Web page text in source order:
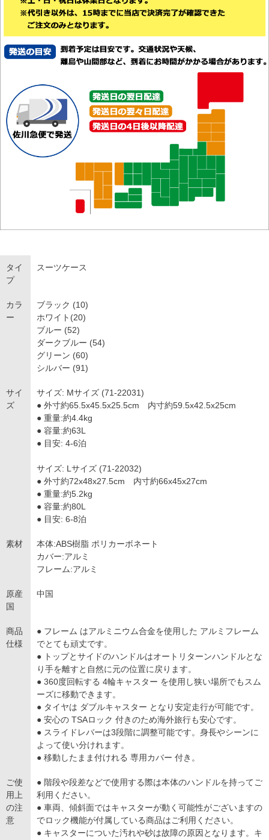
タイ
プ
スーツケース
カラ
ー
ブラック (10)
ホワイト(20)
ブルー (52)
ダークブルー (54)
グリーン (60)
シルバー (91)
サイ
ズ
サイズ: Mサイズ (71-22031)
● 外寸約65.5x45.5x25.5cm 内寸約59.5x42.5x25cm
● 重量:約4.4kg
● 容量:約63L
● 目安: 4-6泊
サイズ: Lサイズ (71-22032)
● 外寸約72x48x27.5cm 内寸約66x45x27cm
● 重量:約5.2kg
● 容量:約80L
● 目安: 6-8泊
素材
本体:ABS樹脂 ポリカーボネート
カバー:アルミ
フレーム:アルミ
原産
国
中国
商品
仕様
● フレーム はアルミニウム合金を使用した アルミフレーム
でとても頑丈です。
● トップとサイドのハンドルはオートリターンハンドルとな
り手を離すと自然に元の位置に戻ります。
● 360度回転する 4輪キャスター を使用し狭い場所でもスム
ーズに移動できます。
● タイヤは ダブルキャスター となり安定走行が可能です。
● 安心の TSAロック 付きのため海外旅行も安心です。
● スライドレバーは3段階に調整可能です。身長やシーンに
よって使い分けれます。
● 移動したまま付けれる 専用カバー 付き。
ご使
用上
の注
意
● 階段や段差などで使用する際は本体のハンドルを持ってご
利用ください。
● 車両、傾斜面ではキャスターが動く可能性がございますの
でロック機能が付属している商品はご利用ください。
● キャスターについた汚れや砂は故障の原因となります。キ